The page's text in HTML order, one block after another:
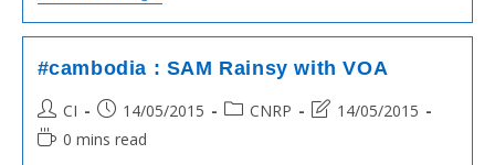
:
SAM
With
RFA
#cambodia : SAM Rainsy with VOA
Post
author:
CI
Post
published:
14/05/2015
PostCNRP
Post14/05/2015
Reading0 mins read